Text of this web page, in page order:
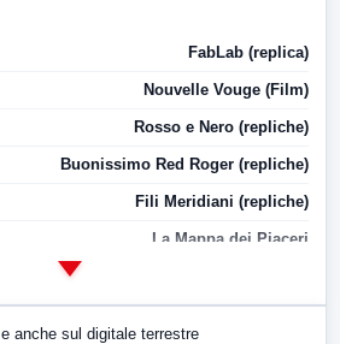
FabLab (replica)
Nouvelle Vouge (Film)
Rosso e Nero (repliche)
Buonissimo Red Roger (repliche)
Fili Meridiani (repliche)
La Mappa dei Piaceri
LabNews (replica)
e anche sul digitale terrestre